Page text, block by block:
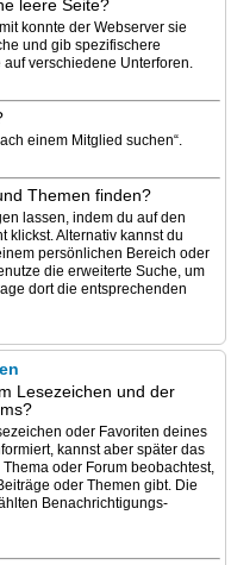
leere Seite?
konnte der Webserver sie
und gib spezifischere
verschiedene Unterforen.
einem Mitglied suchen“.
Themen finden?
lassen, indem du auf den
klickst. Alternativ kannst du
persönlichen Bereich oder
die erweiterte Suche, um
dort die entsprechenden
Lesezeichen und der
oder Favoriten deines
kannst aber später das
oder Forum beobachtest,
oder Themen gibt. Die
Benachrichtigungs-